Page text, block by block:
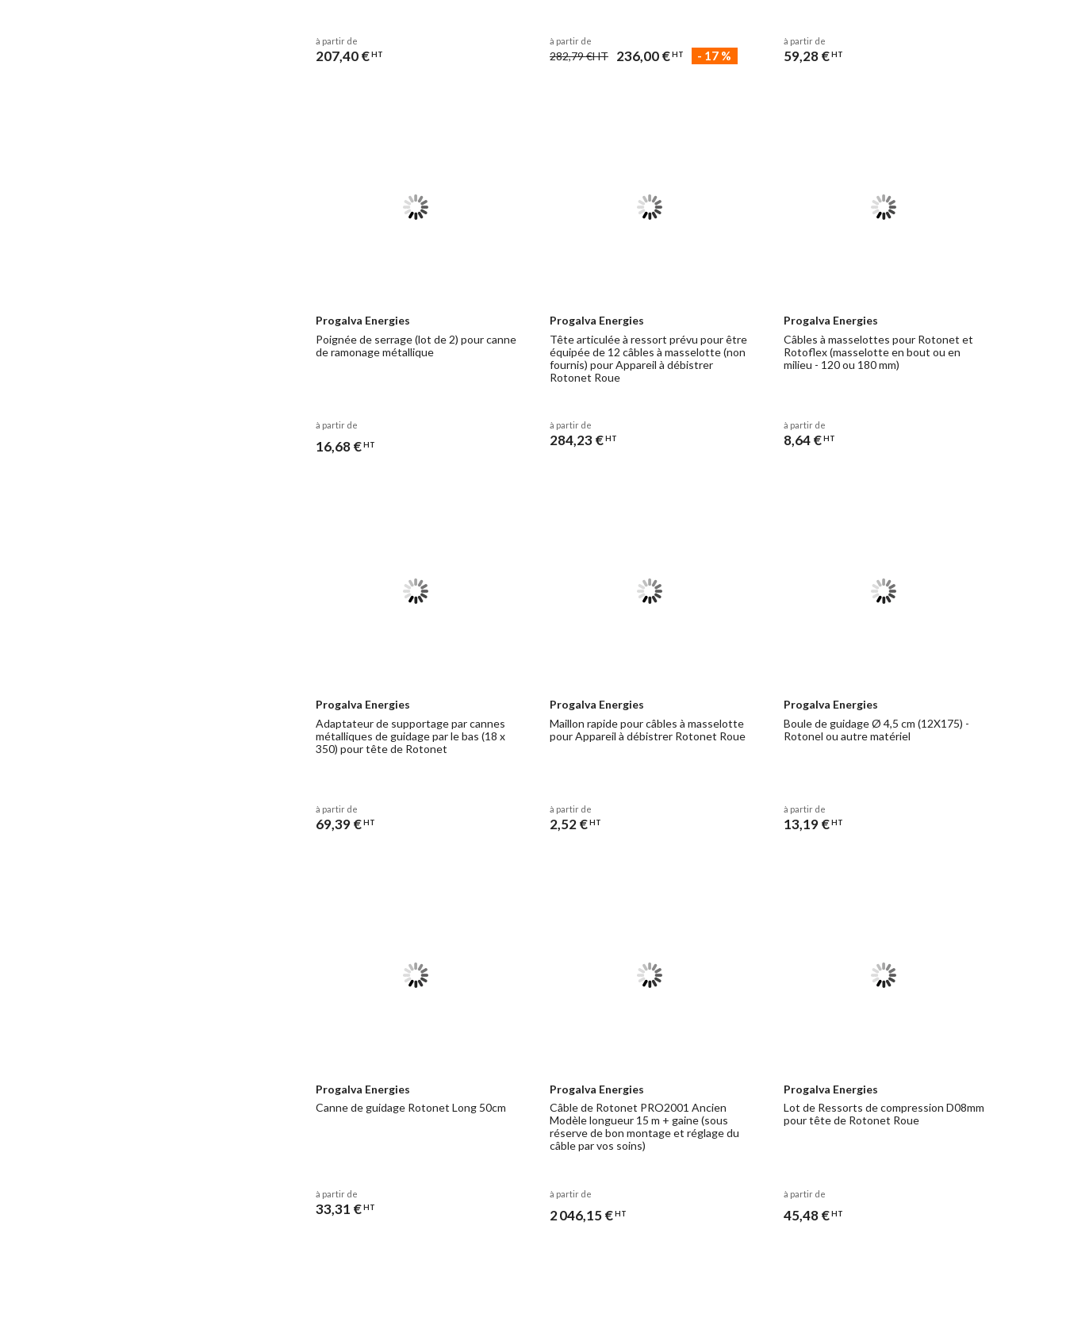
à partir de
207,40 €HT
à partir de
282,79 €HT 236,00 €HT - 17 %
à partir de
59,28 €HT
Progalva Energies
Poignée de serrage (lot de 2) pour canne
de ramonage métallique
à partir de
16,68 € HT
Progalva Energies
Tête articulée à ressort prévu pour être
équipée de 12 câbles à masselotte (non
fournis) pour Appareil à débistrer
Rotonet Roue
à partir de
284,23 €HT
Progalva Energies
Câbles à masselottes pour Rotonet et
Rotoflex (masselotte en bout ou en
milieu - 120 ou 180 mm)
à partir de
8,64 €HT
Progalva Energies
Adaptateur de supportage par cannes
métalliques de guidage par le bas (18 x
350) pour tête de Rotonet
à partir de
69,39 €HT
Progalva Energies
Maillon rapide pour câbles à masselotte
pour Appareil à débistrer Rotonet Roue
à partir de
2,52 €HT
Progalva Energies
Boule de guidage Ø 4,5 cm (12X175) -
Rotonel ou autre matériel
à partir de
13,19 €HT
Progalva Energies
Canne de guidage Rotonet Long 50cm
à partir de
33,31 €HT
Progalva Energies
Câble de Rotonet PRO2001 Ancien
Modèle longueur 15 m + gaine (sous
réserve de bon montage et réglage du
câble par vos soins)
à partir de
2 046,15 €HT
Progalva Energies
Lot de Ressorts de compression D08mm
pour tête de Rotonet Roue
à partir de
45,48 €HT